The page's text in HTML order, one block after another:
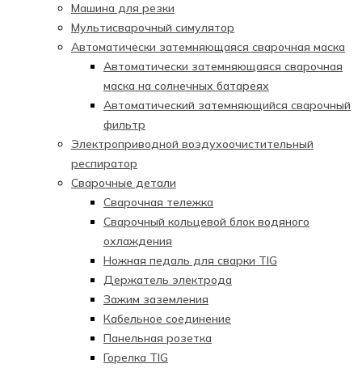
Машина для резки
Мультисварочный симулятор
Автоматически затемняющаяся сварочная маска
Автоматически затемняющаяся сварочная
маска на солнечных батареях
Автоматический затемняющийся сварочный
фильтр
Электроприводной воздухоочистительный
респиратор
Сварочные детали
Сварочная тележка
Сварочный кольцевой блок водяного
охлаждения
Ножная педаль для сварки TIG
Держатель электрода
Зажим заземления
Кабельное соединение
Панельная розетка
Горелка TIG